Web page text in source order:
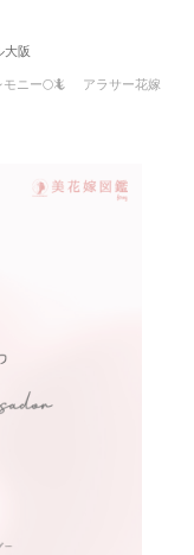
大阪
モニー🌕🦎 アラサー花嫁